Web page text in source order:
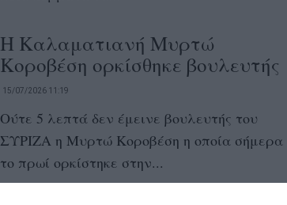
Η Καλαματιανή Μυρτώ
Κοροβέση ορκίσθηκε βουλευτής
15/07/2026 11:19
Ούτε 5 λεπτά δεν έμεινε βουλευτής του
ΣΥΡΙΖΑ η Μυρτώ Κοροβέση η οποία σήμερα
το πρωί ορκίστηκε στην...